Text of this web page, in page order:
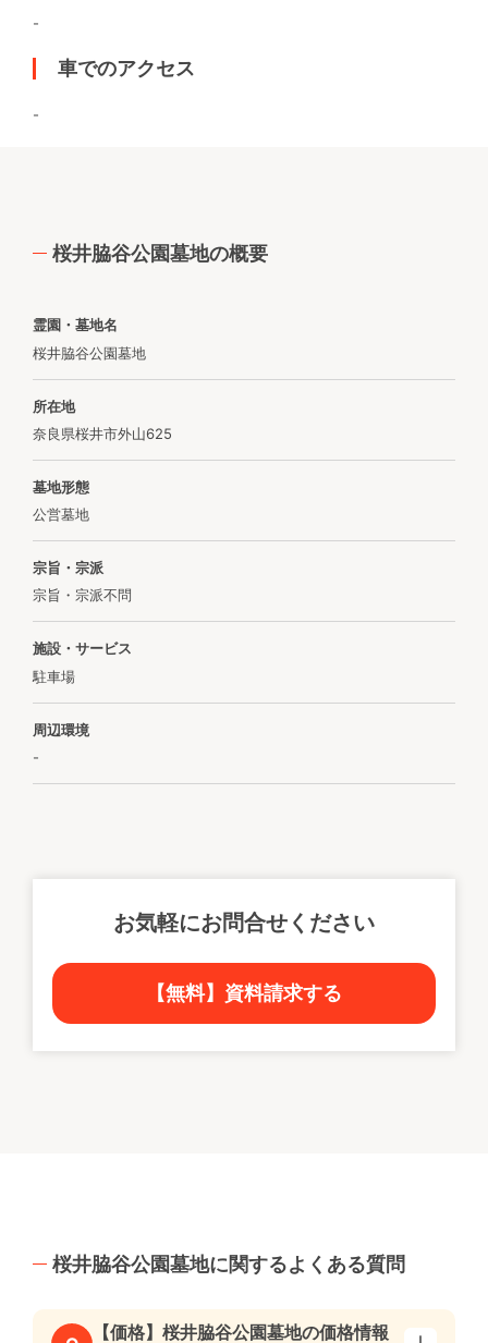
-
車でのアクセス
-
桜井脇谷公園墓地の概要
霊園・墓地名
桜井脇谷公園墓地
所在地
奈良県桜井市外山625
墓地形態
公営墓地
宗旨・宗派
宗旨・宗派不問
施設・サービス
駐車場
周辺環境
-
お気軽にお問合せください
【無料】資料請求する
桜井脇谷公園墓地に関するよくある質問
【価格】桜井脇谷公園墓地の価格情報